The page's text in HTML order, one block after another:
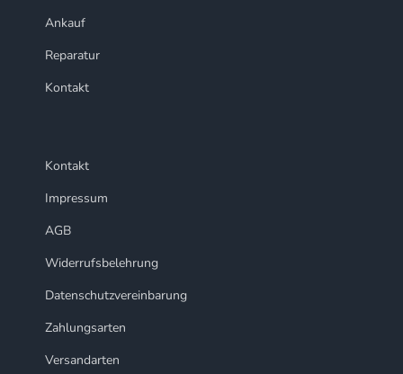
Ankauf
Reparatur
Kontakt
Kontakt
Impressum
AGB
Widerrufsbelehrung
Datenschutzvereinbarung
Zahlungsarten
Versandarten